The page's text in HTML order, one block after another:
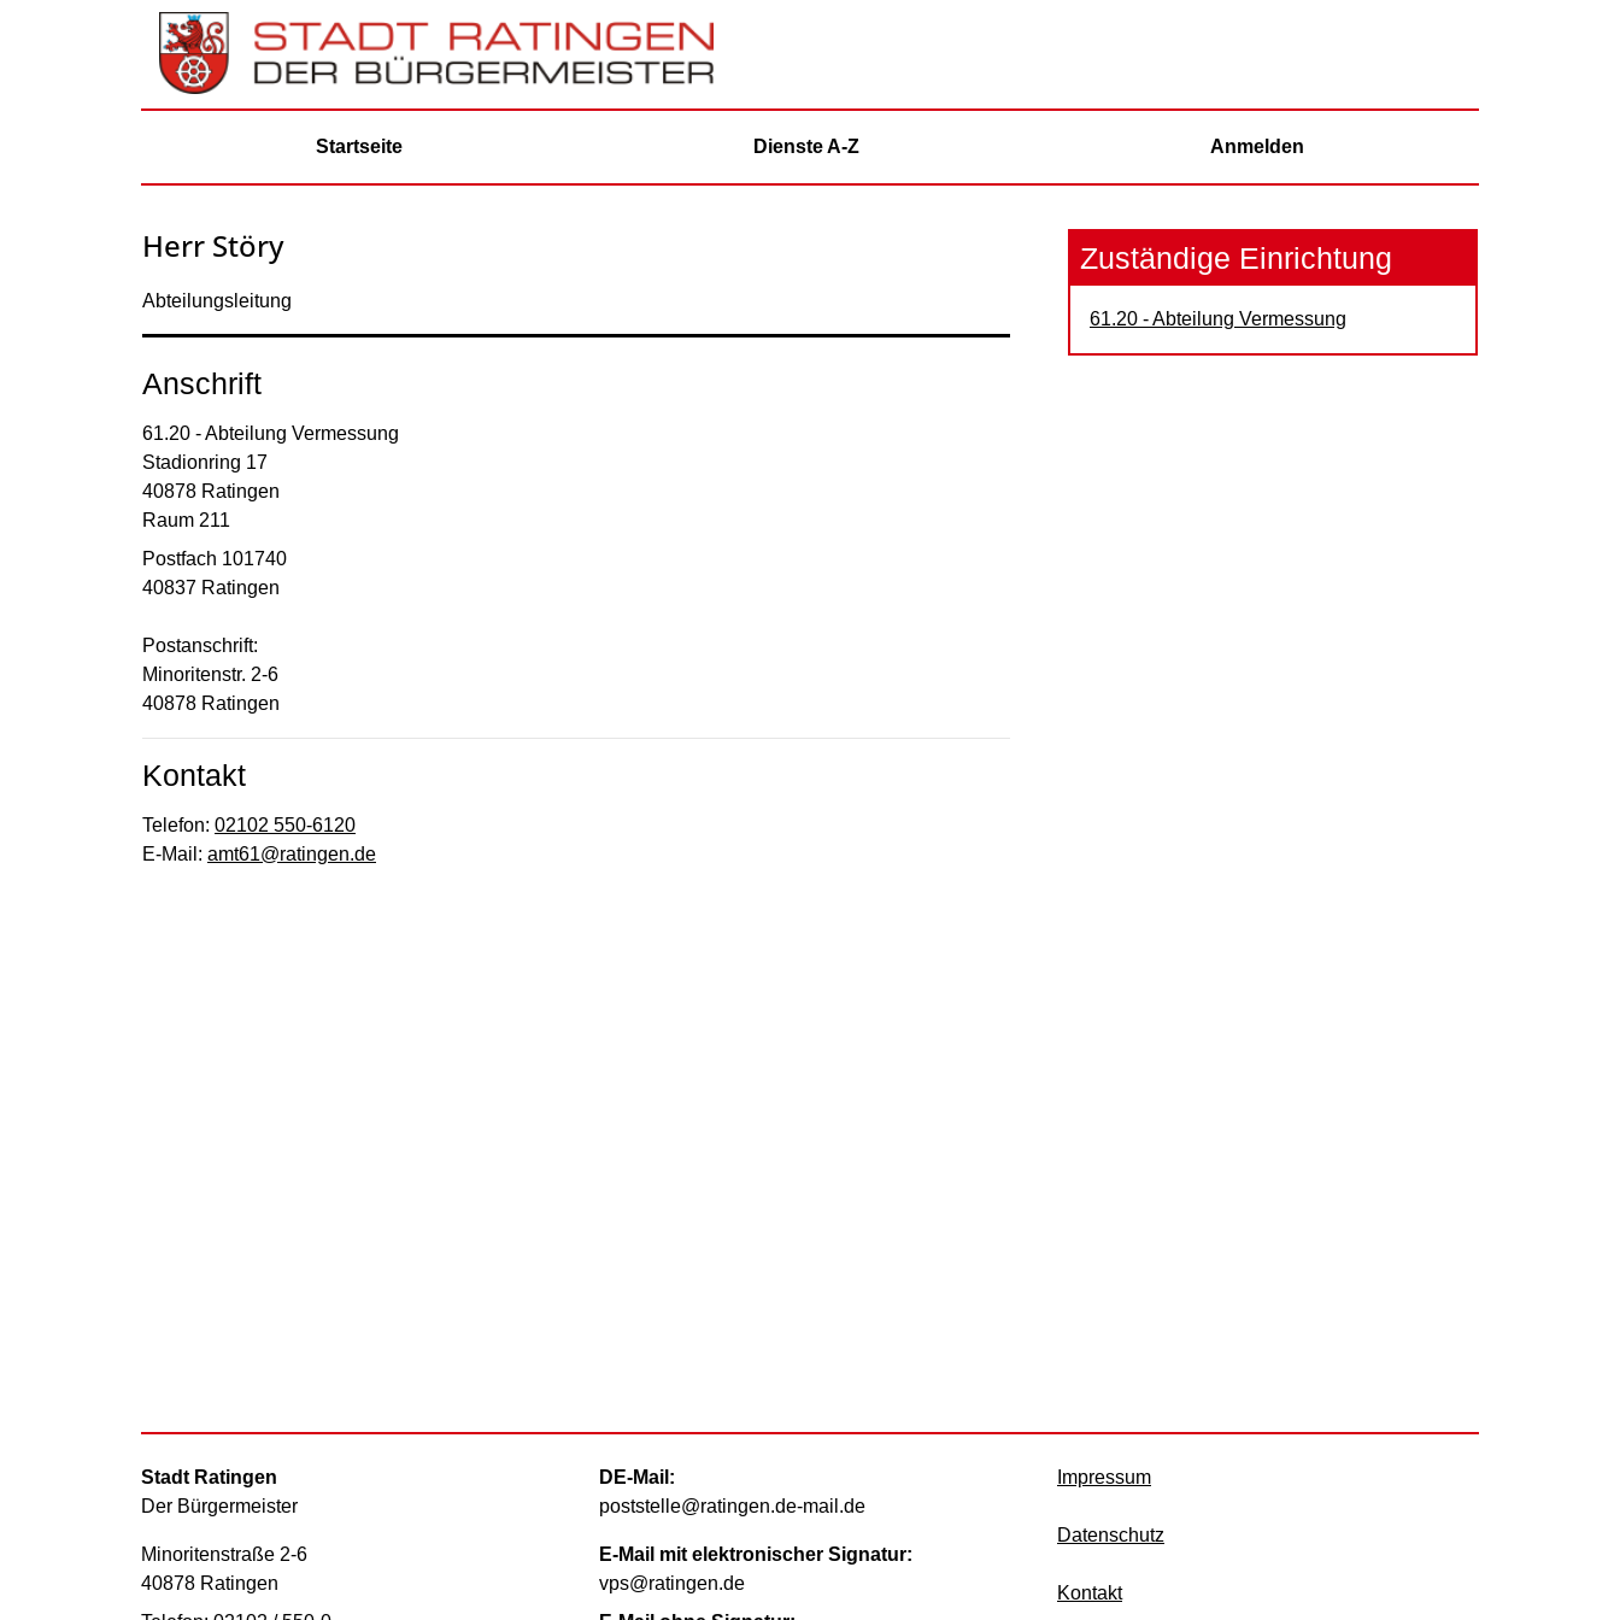
Zum Hauptinhalt springen
Startseite Dienste A-Z Anmelden
Herr Störy
Abteilungsleitung
Anschrift
61.20 - Abteilung Vermessung
Stadionring 17
40878 Ratingen
Raum 211
Postfach 101740
40837 Ratingen
Postanschrift:
Minoritenstr. 2-6
40878 Ratingen
Kontakt
Telefon: 02102 550-6120
E-Mail: amt61@ratingen.de
Zuständige Einrichtung
61.20 - Abteilung Vermessung
Stadt Ratingen
Der Bürgermeister
Minoritenstraße 2-6
40878 Ratingen
DE-Mail:
poststelle@ratingen.de-mail.de
E-Mail mit elektronischer Signatur:
vps@ratingen.de
Impressum
Datenschutz
Kontakt